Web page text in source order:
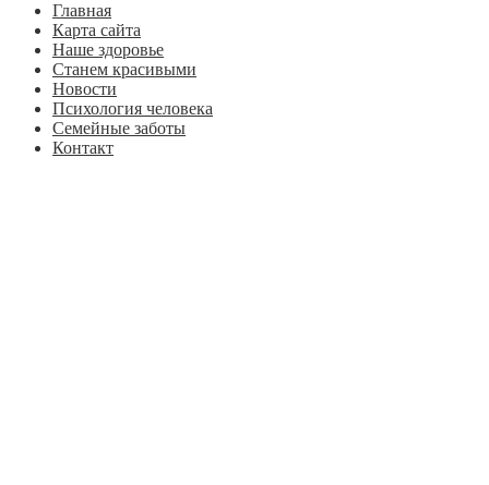
Главная
Карта сайта
Наше здоровье
Станем красивыми
Новости
Психология человека
Семейные заботы
Контакт